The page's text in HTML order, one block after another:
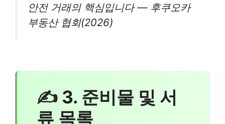
안전 거래의 핵심입니다 — 후쿠오카
부동산 협회(2026)
✍ 3. 준비물 및 서
류 목록